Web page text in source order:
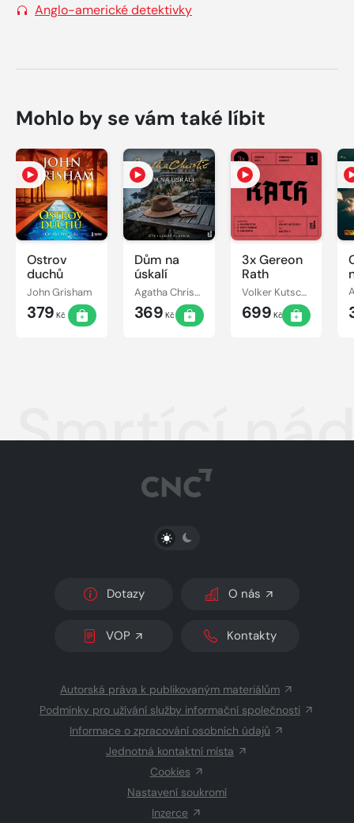
Anglo-americké detektivky
Mohlo by se vám také líbit
Ostrov
duchů
John Grisham
379 Kč
Dům na
úskalí
Agatha Christie
369 Kč
3x Gereon
Rath
Volker Kutscher
699 Kč
Smrtící
PŘEPNOUT SVĚTLÝ/TMAVÝ REŽIM
Dotazy O nás
VOP Kontakty
Autorská práva k publikovaným materiálům
Podmínky pro užívání služby informační společnosti
Informace o zpracování osobních údajů
Jednotná kontaktní místa
Cookies
Nastavení soukromí
Inzerce